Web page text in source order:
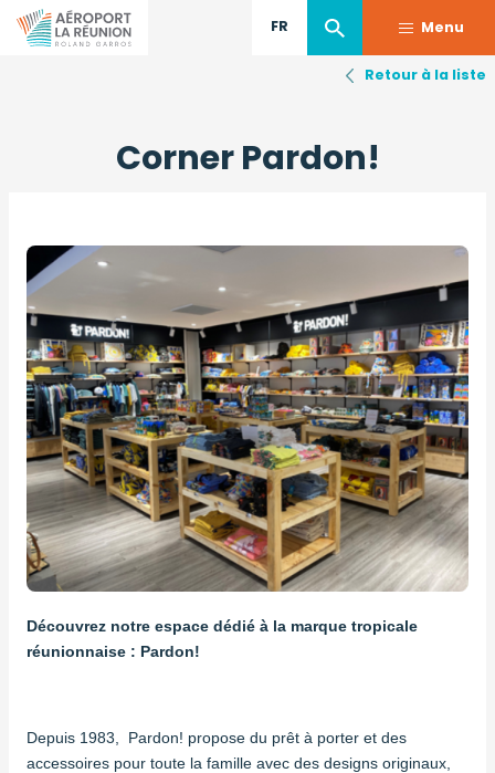
FR Menu
Corner Pardon!
Découvrez notre espace dédié à la marque tropicale
réunionnaise : Pardon!
Depuis 1983, Pardon! propose du prêt à porter et des
accessoires pour toute la famille avec des designs originaux,
Retour à la liste